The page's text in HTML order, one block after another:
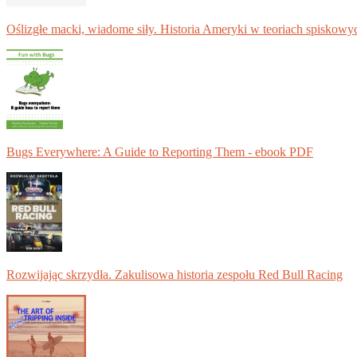
Oślizgłe macki, wiadome siły. Historia Ameryki w teoriach
Bugs Everywhere: A Guide to Reporting Them - ebook PDF
Rozwijając skrzydła. Zakulisowa historia zespołu Red Bull Racing